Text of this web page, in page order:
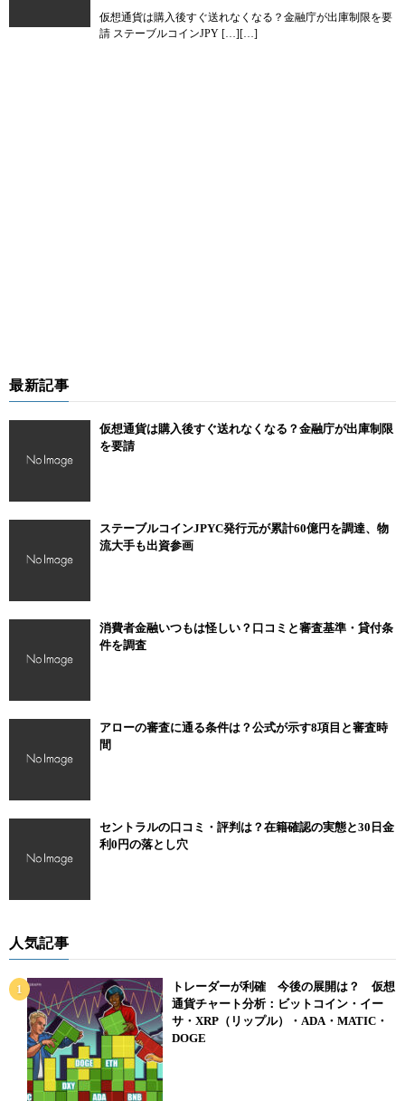
仮想通貨は購入後すぐ送れなくなる？金融庁が出庫制限を要
請 ステーブルコインJPY […][…]
最新記事
仮想通貨は購入後すぐ送れなくなる？金融庁が出庫制限
を要請
ステーブルコインJPYC発行元が累計60億円を調達、物
流大手も出資参画
消費者金融いつもは怪しい？口コミと審査基準・貸付条
件を調査
アローの審査に通る条件は？公式が示す8項目と審査時
間
セントラルの口コミ・評判は？在籍確認の実態と30日金
利0円の落とし穴
人気記事
トレーダーが利確 今後の展開は？ 仮想
通貨チャート分析：ビットコイン・イー
サ・XRP（リップル）・ADA・MATIC・
DOGE